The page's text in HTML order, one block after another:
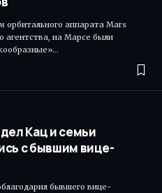
орбитального аппарата Mars
агентства, на Марсе были
Кац и семьи
с бывшим вице-
бывшего вице-